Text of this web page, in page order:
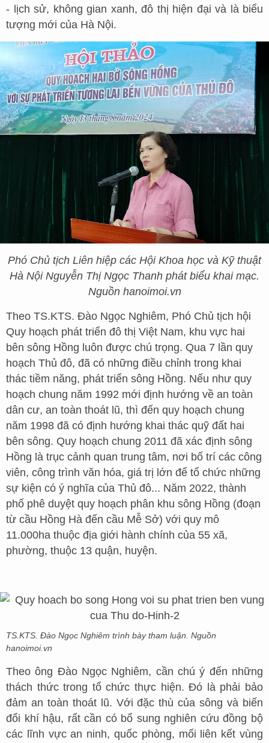
- lịch sử, không gian xanh, đô thị hiện đại và là biểu
tượng mới của Hà Nội.
Phó Chủ tịch Liên hiệp các Hội Khoa học và Kỹ thuật
Hà Nội Nguyễn Thị Ngọc Thanh phát biểu khai mạc.
Nguồn hanoimoi.vn
Theo TS.KTS. Đào Ngọc Nghiêm, Phó Chủ tịch hội
Quy hoạch phát triển đô thị Việt Nam, khu vực hai
bên sông Hồng luôn được chú trọng. Qua 7 lần quy
hoạch Thủ đô, đã có những điều chỉnh trong khai
thác tiềm năng, phát triển sông Hồng. Nếu như quy
hoạch chung năm 1992 mới định hướng về an toàn
dân cư, an toàn thoát lũ, thì đến quy hoạch chung
năm 1998 đã có định hướng khai thác quỹ đất hai
bên sông. Quy hoạch chung 2011 đã xác định sông
Hồng là trục cảnh quan trung tâm, nơi bố trí các công
viên, công trình văn hóa, giá trị lớn để tổ chức những
sự kiện có ý nghĩa của Thủ đô... Năm 2022, thành
phố phê duyệt quy hoạch phân khu sông Hồng (đoạn
từ cầu Hồng Hà đến cầu Mễ Sở) với quy mô
11.000ha thuộc địa giới hành chính của 55 xã,
phường, thuộc 13 quận, huyện.
TS.KTS. Đào Ngọc Nghiêm trình bày tham luận. Nguồn
hanoimoi.vn
Theo ông Đào Ngọc Nghiêm, cần chú ý đến những
thách thức trong tổ chức thực hiện. Đó là phải bảo
đảm an toàn thoát lũ. Với đặc thù của sông và biến
đổi khí hậu, rất cần có bổ sung nghiên cứu đồng bộ
các lĩnh vực an ninh, quốc phòng, mối liên kết vùng